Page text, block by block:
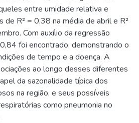
entre umidade relativa e
de R² = 0,38 na média de abril e R²
Com auxílio da regressão
foi encontrado, demonstrando o
de tempo e a doença. A
ao longo desses diferentes
da sazonalidade típica dos
na região, e seus possíveis
como pneumonia no